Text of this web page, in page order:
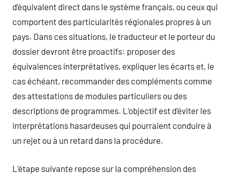
d’équivalent direct dans le système français, ou ceux qui
comportent des particularités régionales propres à un
pays. Dans ces situations, le traducteur et le porteur du
dossier devront être proactifs: proposer des
équivalences interprétatives, expliquer les écarts et, le
cas échéant, recommander des compléments comme
des attestations de modules particuliers ou des
descriptions de programmes. L’objectif est d’éviter les
interprétations hasardeuses qui pourraient conduire à
un rejet ou à un retard dans la procédure.
L’étape suivante repose sur la compréhension des